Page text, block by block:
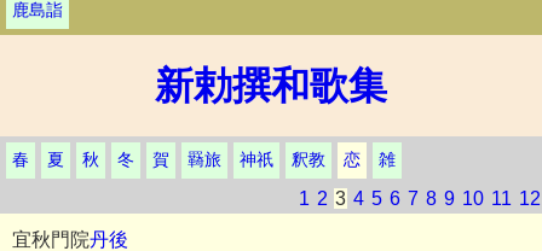
鹿島詣
新勅撰和歌集
春 夏 秋 冬 賀 羇旅 神祇 釈教 恋 雑
1 2 3 4 5 6 7 8 9 10 11 12
宜秋門院丹後